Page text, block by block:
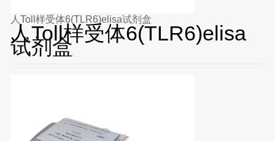
人Toll样受体6(TLR6)elisa试剂盒
人Toll样受体6(TLR6)elisa
试剂盒